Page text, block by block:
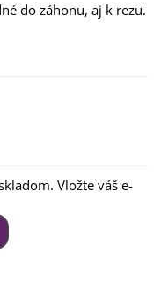
do záhonu, aj k rezu.
Vložte váš e-